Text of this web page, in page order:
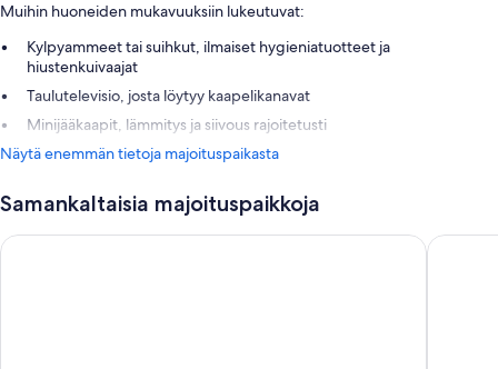
Muihin huoneiden mukavuuksiin lukeutuvat:
Kylpyammeet tai suihkut, ilmaiset hygieniatuotteet ja
hiustenkuivaajat
Taulutelevisio, josta löytyy kaapelikanavat
Minijääkaapit, lämmitys ja siivous rajoitetusti
Näytä enemmän tietoja majoituspaikasta
Samankaltaisia majoituspaikkoja
Inturotel Azul Garden Inturotel